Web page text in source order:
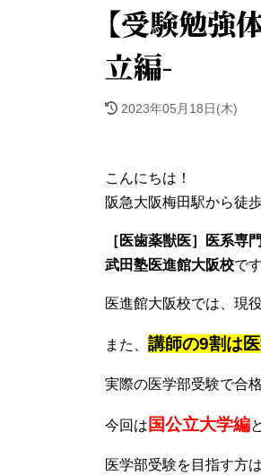
【受験勉強
立編-
2023年05月18日(木)
こんにちは！
阪急大阪梅田駅から徒
［医歯薬獣医］医系専門
武田塾医進館大阪校です
医進館大阪校では、現
また、 講師の9割は
実際の医学部受験で合
今回は 国公立大学編
医学部受験を目指す方